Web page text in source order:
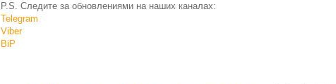
P.S. Следите за обновлениями на наших каналах:
Telegram
Viber
BiP